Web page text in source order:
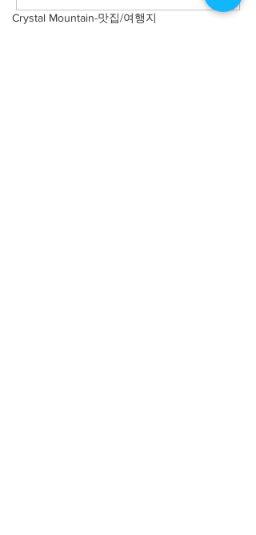
Crystal Mountain-맛집/여행지
시 오마카세] Thirteen
Water